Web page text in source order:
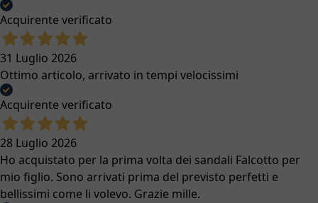
Acquirente verificato
31 Luglio 2026
Ottimo articolo, arrivato in tempi velocissimi
Acquirente verificato
28 Luglio 2026
Ho acquistato per la prima volta dei sandali Falcotto per
mio figlio. Sono arrivati prima del previsto perfetti e
bellissimi come li volevo. Grazie mille.